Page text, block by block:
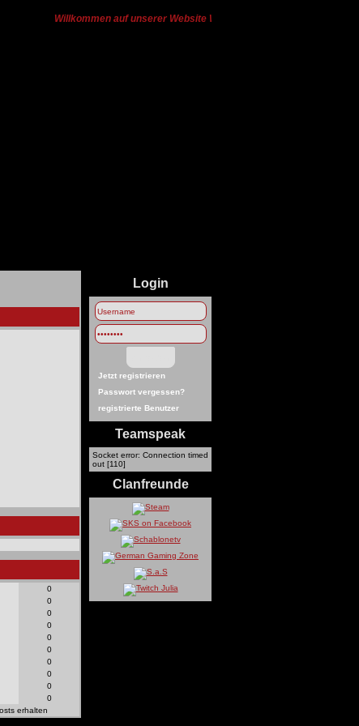
Willkommen auf unserer Website Wir haben von Ts3 zu Discord
0
0
0
0
0
0
0
0
0
0
erhalten
Login
Jetzt registrieren
Passwort vergessen?
registrierte Benutzer
Teamspeak
Socket error: Connection timed
out [110]
Clanfreunde